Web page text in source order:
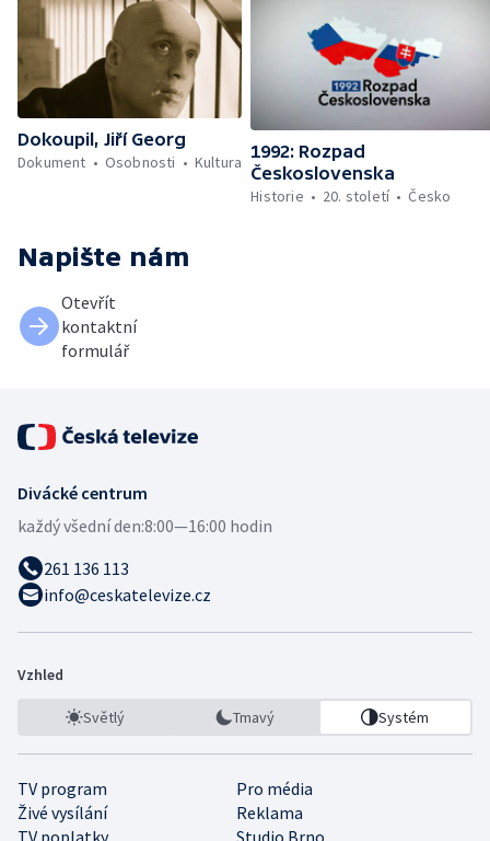
Dokoupil, Jiří Georg
Dokument
Osobnosti Kultura
1992: Rozpad
Československa
Historie
20. století Česko
Napište nám
Otevřít
kontaktní
formulář
Divácké centrum
každý všední den:8:00—16:00 hodin
261 136 113
info@ceskatelevize.cz
Vzhled
Světlý Tmavý Systém
TV program
Pro média
Živé vysílání
Reklama